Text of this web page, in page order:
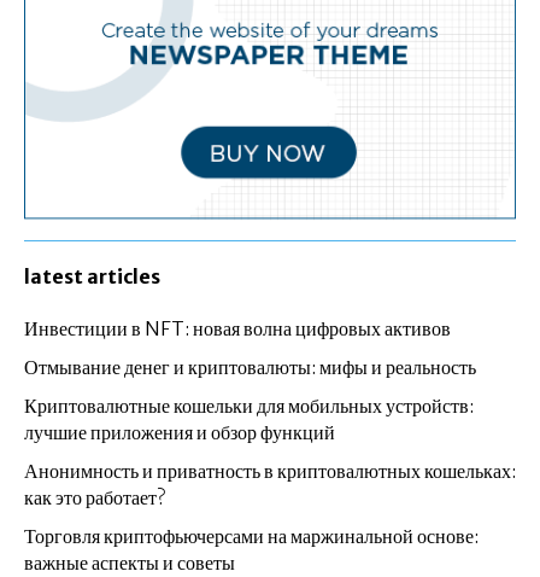
latest articles
Инвестиции в NFT: новая волна цифровых активов
Отмывание денег и криптовалюты: мифы и реальность
Криптовалютные кошельки для мобильных устройств:
лучшие приложения и обзор функций
Анонимность и приватность в криптовалютных кошельках:
как это работает?
Торговля криптофьючерсами на маржинальной основе:
важные аспекты и советы